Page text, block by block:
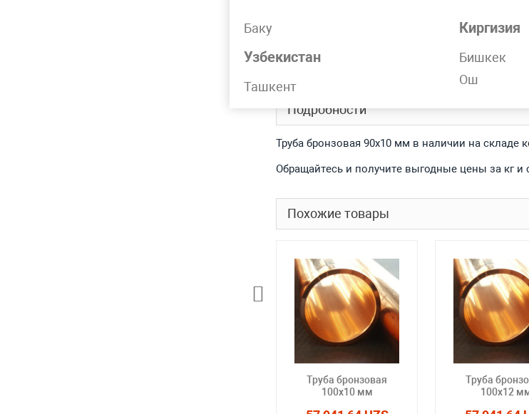
Баку
Узбекистан
Ташкент
Киргизия
Бишкек
Ош
БрО3Ц12С5,
Лидер спроса
Подробности
Труба бронзовая 90x10 мм в наличии на складе
Обращайтесь и получите выгодные цены за кг
Похожие товары
Труба бронзовая
100x10 мм
Труба
100x12